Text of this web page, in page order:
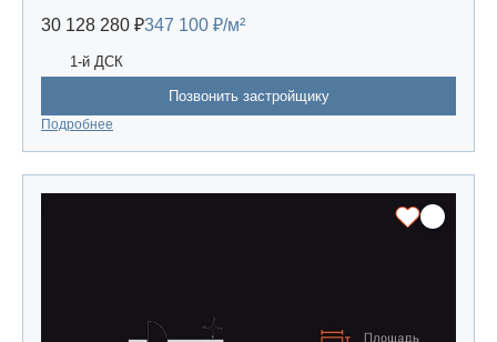
30 128 280 ₽347 100 ₽/м²
1-й ДСК
Позвонить застройщику
Подробнее